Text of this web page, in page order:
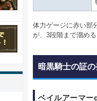
体力ゲージに赤い部
が、3段階まで溜める
暗黒騎士の証
ベイルアーマー